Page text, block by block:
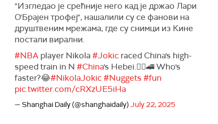
"Изгледао је срећније него кад је држао Лари
О'Брајен трофеј", нашалили су се фанови на
друштвеним мрежама, где су снимци из Кине
постали вирални.
#NBA player Nikola#Jokic raced China's high-
speed train in N #China's Hebei.🏃‍♂️🚄 Who's
faster?😂#NikolaJokic#Nuggets #fun
pic.twitter.com/cRXzUE5iHa
— Shanghai Daily (@shanghaidaily) July 22, 2025